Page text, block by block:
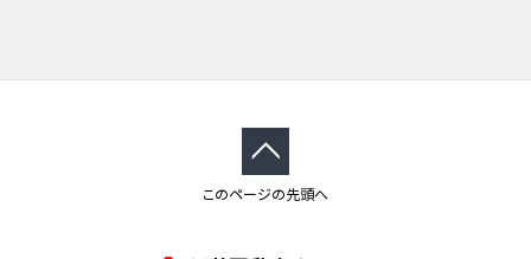
このページの先頭へ